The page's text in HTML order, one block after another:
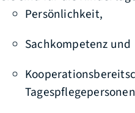
Persönlichkeit,
Sachkompetenz und